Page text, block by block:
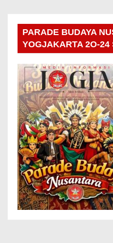
PARADE BUDAYA
YOGJAKARTA 2O-24